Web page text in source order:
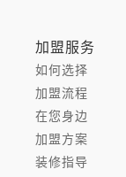
加盟服务
如何选择
加盟流程
在您身边
加盟方案
装修指导